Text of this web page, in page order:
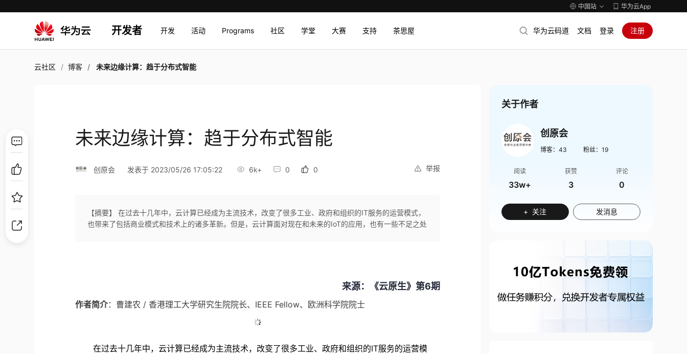
中国站 华为云App
开发者 开发 活动 Programs 社区 学堂 大赛 支持 茶思屋 华为云码道 文档 登录 注册
云社区 博客 未来边缘计算：趋于分布式智能
未来边缘计算：趋于分布式智能
举报
创原会 发表于 2023/05/26 17:05:22 6k+ 0 0
【摘要】 在过去十几年中，云计算已经成为主流技术，改变了很多工业、政府和组织的IT服务的运营模式，
也带来了包括商业模式和技术上的诸多革新。但是，云计算面对现在和未来的IoT的应用，也有一些不足之处
来源：《云原生》第6期
作者简介： 曹建农 / 香港理工大学研究生院院长、 IEEE Fellow、欧洲科学院院士
在过去十几年中，云计算已经成为主流技术，改变了很多工业、政府和组织的IT服务的运营模
关于作者
创原会
博客： 43 粉丝： 19
阅读
33w+
获赞
3
评论
0
+ 关注 发消息